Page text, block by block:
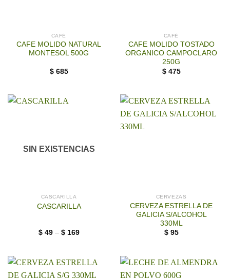
CAFÉ
CAFE MOLIDO NATURAL
MONTESOL 500G
$ 685
CAFÉ
CAFE MOLIDO TOSTADO
ORGANICO CAMPOCLARO
250G
$ 475
SIN EXISTENCIAS
CASCARILLA
CASCARILLA
$ 49– $ 169
CERVEZAS
CERVEZA ESTRELLA DE
GALICIA S/ALCOHOL
330ML
$ 95